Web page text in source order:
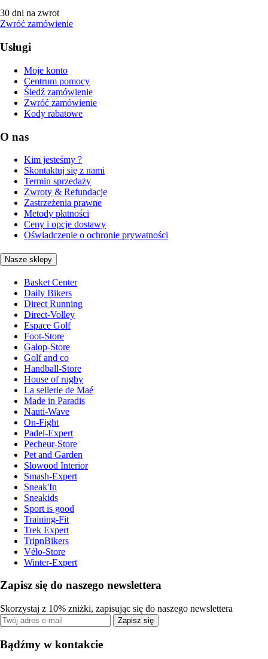
30 dni na zwrot
Zwróć zamówienie
Usługi
Moje konto
Centrum pomocy
Śledź zamówienie
Zwróć zamówienie
Kody rabatowe
O nas
Kim jesteśmy ?
Skontaktuj się z nami
Termin sprzedaży
Zwroty & Refundacje
Zastrzeżenia prawne
Metody płatności
Ceny i opcje dostawy
Oświadczenie o ochronie prywatności
Nasze sklepy
Basket Center
Daily Bikers
Direct Running
Direct-Volley
Espace Golf
Foot-Store
Galop-Store
Golf and co
Handball-Store
House of rugby
La sellerie de Maé
Made in Paradis
Nauti-Wave
On-Fight
Padel-Expert
Pecheur-Store
Pet and Garden
Slowood Interior
Smash-Expert
Sneak'In
Sneakids
Sport is good
Training-Fit
Trek Expert
TripnBikers
Vélo-Store
Winter-Expert
Zapisz się do naszego newslettera
Skorzystaj z 10% zniżki, zapisując się do naszego newslettera
Zapisz się
Bądźmy w kontakcie